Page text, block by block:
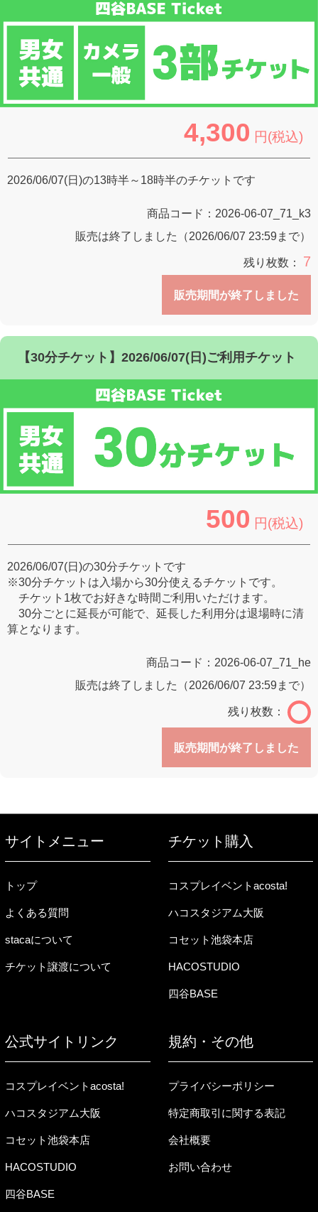
4,300 円(税込)
2026/06/07(日)の13時半～18時半のチケットです
商品コード： 2026-06-07_71_k3
販売は終了しました（2026/06/07 23:59まで）
残り枚数： 7
販売期間が終了しました
【30分チケット】2026/06/07(日)ご利用チケット
500 円(税込)
2026/06/07(日)の30分チケットです
※30分チケットは入場から30分使えるチケットです。
チケット1枚でお好きな時間ご利用いただけます。
30分ごとに延長が可能で、延長した利用分は退場時に清
算となります。
商品コード： 2026-06-07_71_he
販売は終了しました（2026/06/07 23:59まで）
残り枚数：
販売期間が終了しました
サイトメニュー
トップ
よくある質問
stacaについて
チケット譲渡について
チケット購入
コスプレイベントacosta!
ハコスタジアム大阪
コセット池袋本店
HACOSTUDIO
四谷BASE
公式サイトリンク
コスプレイベントacosta!
ハコスタジアム大阪
コセット池袋本店
HACOSTUDIO
四谷BASE
規約・その他
プライバシーポリシー
特定商取引に関する表記
会社概要
お問い合わせ